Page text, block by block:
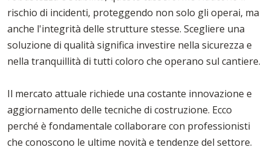
rischio di incidenti, proteggendo non solo gli operai, ma
anche l'integrità delle strutture stesse. Scegliere una
soluzione di qualità significa investire nella sicurezza e
nella tranquillità di tutti coloro che operano sul cantiere.
Il mercato attuale richiede una costante innovazione e
aggiornamento delle tecniche di costruzione. Ecco
perché è fondamentale collaborare con professionisti
che conoscono le ultime novità e tendenze del settore.